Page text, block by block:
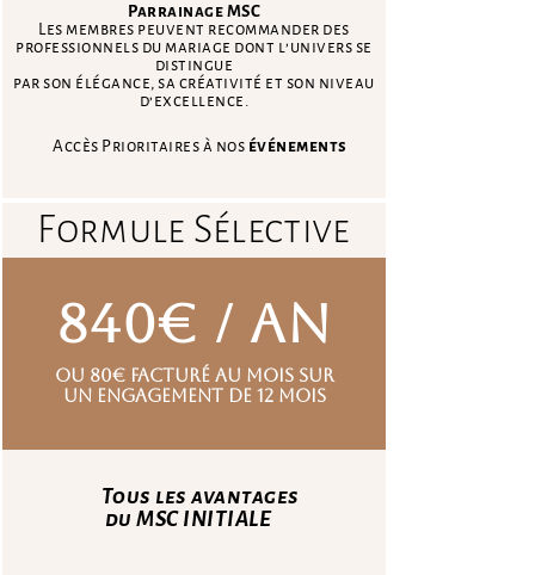
Parrainage MSC
Les membres peuvent recommander des
professionnels du mariage dont l’univers se
distingue
par son élégance, sa créativité et son niveau
d’excellence.
Accès Prioritaires à nos événements
Formule Sélective
840€ / an
ou 80€ facturé au mois sur
un engagement de 12 mois
Tous les avantages
du MSC INITIALE